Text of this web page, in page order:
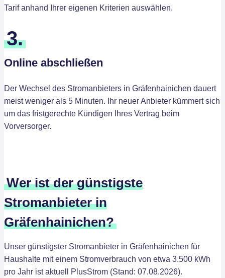
Tarif anhand Ihrer eigenen Kriterien auswählen.
3.
Online abschließen
Der Wechsel des Stromanbieters in Gräfenhainichen dauert
meist weniger als 5 Minuten. Ihr neuer Anbieter kümmert sich
um das fristgerechte Kündigen Ihres Vertrag beim
Vorversorger.
Wer ist der günstigste
Stromanbieter in
Gräfenhainichen?
Unser günstigster Stromanbieter in Gräfenhainichen für
Haushalte mit einem Stromverbrauch von etwa 3.500 kWh
pro Jahr ist aktuell PlusStrom (Stand: 07.08.2026).